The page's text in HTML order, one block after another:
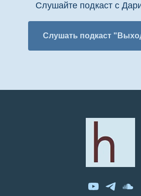
Слушайте подкаст с
Слушать подкаст